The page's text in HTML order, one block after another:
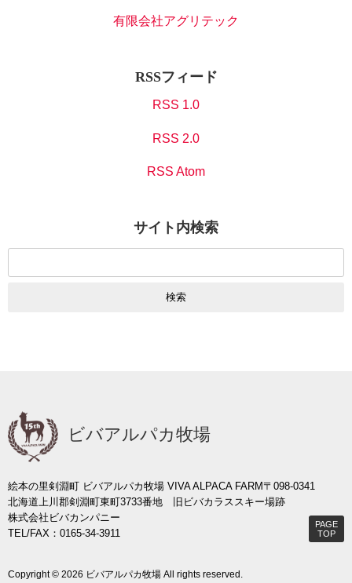
有限会社アグリテック
RSSフィード
RSS 1.0
RSS 2.0
RSS Atom
サイト内検索
ビバアルパカ牧場
絵本の里剣淵町 ビバアルパカ牧場 VIVA ALPACA FARM〒098-0341
北海道上川郡剣淵町東町3733番地 旧ビバカラススキー場跡
株式会社ビバカンパニー
TEL/FAX：0165-34-3911
Copyright © 2026 ビバアルパカ牧場 All rights reserved.
PAGE
TOP